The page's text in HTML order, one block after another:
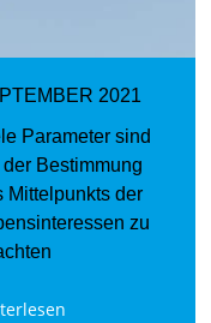
2021
Parameter sind
der Bestimmung
Mittelpunkts der
zu